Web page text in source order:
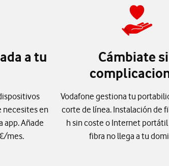
a tu
necesites en
app. Añade
mes.
Cámbiate
Vodafone gestiona tu
corte de línea. Instalación de
h sin coste o Internet portátil
fibra no llega a tu